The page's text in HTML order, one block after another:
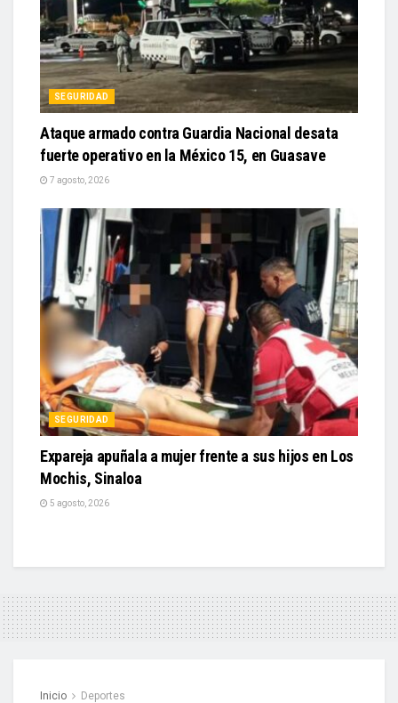
SEGURIDAD
Ataque armado contra Guardia Nacional desata
fuerte operativo en la México 15, en Guasave
7 agosto, 2026
SEGURIDAD
Expareja apuñala a mujer frente a sus hijos en Los
Mochis, Sinaloa
5 agosto, 2026
Inicio Deportes